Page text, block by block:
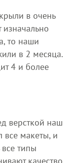
в очень
изначально
то наши
в 2 месяца.
4 и более
версткой наш
все макеты, и
типы
качество